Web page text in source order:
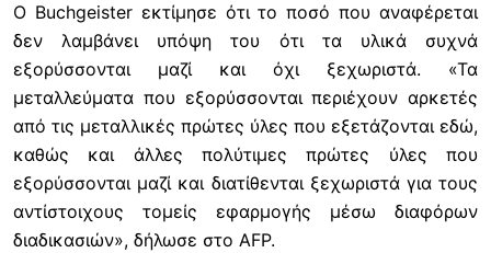
Ο Buchgeister εκτίμησε ότι το ποσό που αναφέρεται
δεν λαμβάνει υπόψη του ότι τα υλικά συχνά
εξορύσσονται μαζί και όχι ξεχωριστά. «Τα
μεταλλεύματα που εξορύσσονται περιέχουν αρκετές
από τις μεταλλικές πρώτες ύλες που εξετάζονται εδώ,
καθώς και άλλες πολύτιμες πρώτες ύλες που
εξορύσσονται μαζί και διατίθενται ξεχωριστά για τους
αντίστοιχους τομείς εφαρμογής μέσω διαφόρων
διαδικασιών», δήλωσε στο AFP.